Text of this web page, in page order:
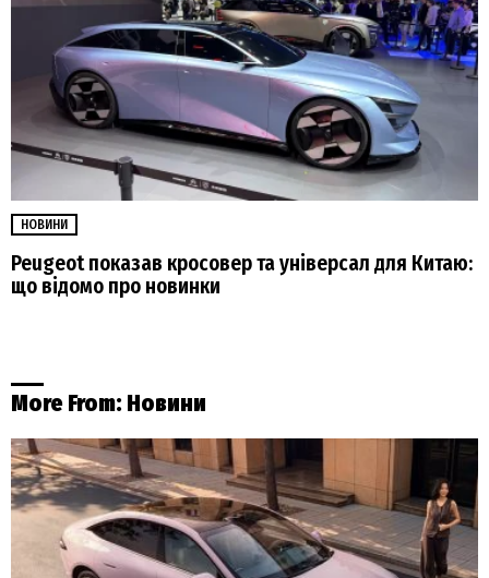
НОВИНИ
Peugeot показав кросовер та універсал для Китаю:
що відомо про новинки
More From: Новини